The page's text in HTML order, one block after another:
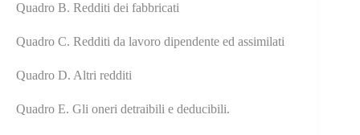
Quadro B. Redditi dei fabbricati
Quadro C. Redditi da lavoro dipendente ed assimilati
Quadro D. Altri redditi
Quadro E. Gli oneri detraibili e deducibili.